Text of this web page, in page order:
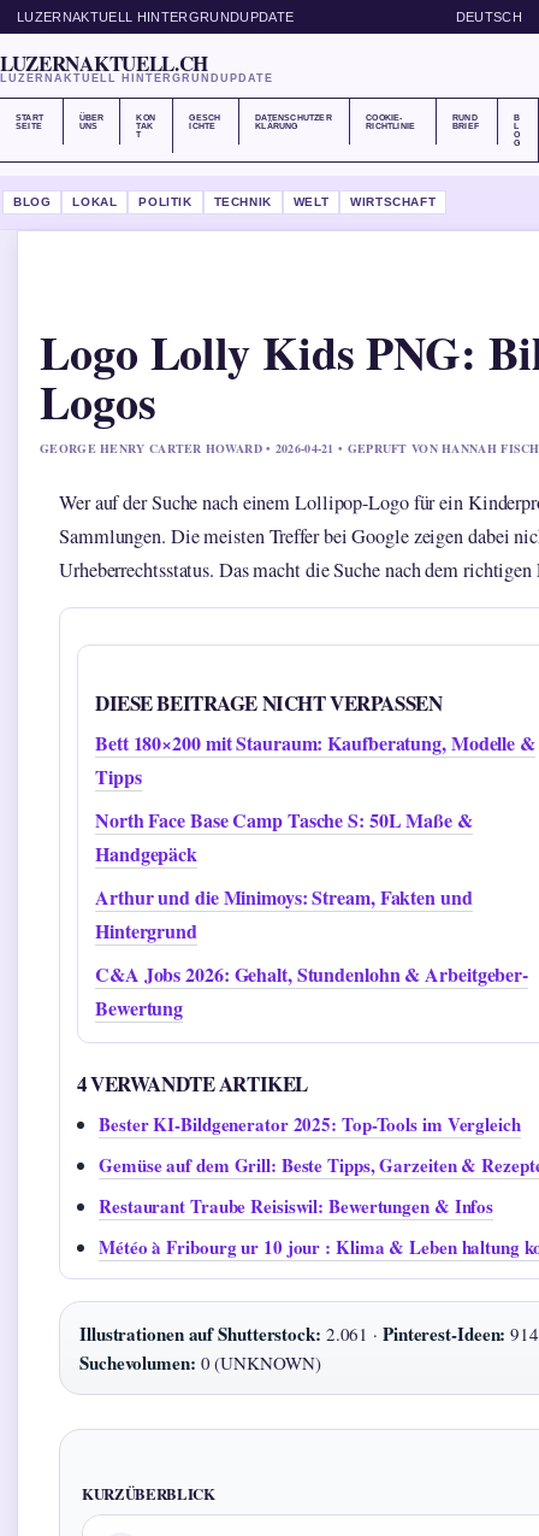
LUZERNAKTUELL HINTERGRUNDUPDATE DEUTSCH
LUZERNAKTUELL.CH
LUZERNAKTUELL HINTERGRUNDUPDATE
START
SEITE
ÜBER
UNS
KON
TAK
T
GESCH
ICHTE
DATENSCHUTZER
KLÄRUNG
COOKIE-
RICHTLINIE
RUND
BRIEF
B
O
G
BLOG LOKAL POLITIK TECHNIK WELT WIRTSCHAFT
Logo Lolly Kids PNG:
Logos
GEORGE HENRY CARTER HOWARD • 2026-04-21 • GEPRUFT VON HANNAH
Wer auf der Suche nach einem Lollipop-Logo für ein
Sammlungen. Die meisten Treffer bei Google zeigen dabei
Urheberrechtsstatus. Das macht die Suche nach dem
DIESE BEITRAGE NICHT VERPASSEN
Bett 180×200 mit Stauraum: Kaufberatung, Modelle &
Tipps
North Face Base Camp Tasche S: 50L Maße &
Handgepäck
Arthur und die Minimoys: Stream, Fakten und
Hintergrund
C&A Jobs 2026: Gehalt, Stundenlohn & Arbeitgeber-
Bewertung
4 VERWANDTE ARTIKEL
Bester KI-Bildgenerator 2025: Top-Tools im Vergleich
Gemüse auf dem Grill: Beste Tipps, Garzeiten &
Restaurant Traube Reisiswil: Bewertungen & Infos
Météo à Fribourg ur 10 jour : Klima & Leben haltung
Illustrationen auf Shutterstock: 2.061 · Pinterest-Ideen:
Suchevolumen: 0 (UNKNOWN)
KURZÜBERBLICK